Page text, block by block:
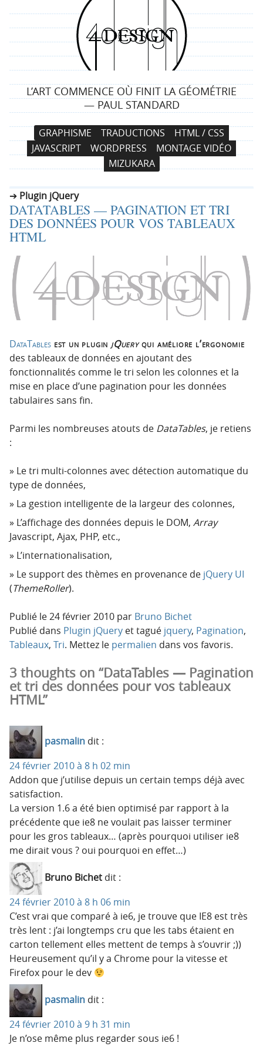
4
d
e
s
i
g
L’ART COMMENCE OÙ FINIT LA GÉOMÉTRIE
— PAUL STANDARD
a
t
i
o
p
i
p
a
l
e
a
u
c
o
n
GRAPHISME TRADUCTIONS
HTML / CSS
JAVASCRIPT
WORDPRESS
MONTAGE VIDÉO
MIZUKARA
Plugin jQuery
DATATABLES — PAGINATION ET TRI
DES DONNÉES POUR VOS TABLEAUX
HTML
DataTables est un plugin jQueryqui améliore l’ergonomie
des tableaux de données en ajoutant des
fonctionnalités comme le tri selon les colonnes et la
mise en place d’une pagination pour les données
tabulaires sans fin.
Parmi les nombreuses atouts de DataTables, je retiens
:
Le tri multi-colonnes avec détection automatique du
type de données,
La gestion intelligente de la largeur des colonnes,
L’affichage des données depuis le DOM, Array
Javascript, Ajax, PHP, etc.,
L’internationalisation,
Le support des thèmes en provenance de jQuery UI
(ThemeRoller).
Publié le24 février 2010 par Bruno Bichet
Publié dans Plugin jQuery et tagué jquery, Pagination,
Tableaux, Tri. Mettez le permalien dans vos favoris.
3 thoughts on “DataTables — Pagination
et tri des données pour vos tableaux
HTML”
pasmalin dit :
24 février 2010 à 8 h 02 min
Addon que j’utilise depuis un certain temps déjà avec
satisfaction.
La version 1.6 a été bien optimisé par rapport à la
précédente que ie8 ne voulait pas laisser terminer
pour les gros tableaux… (après pourquoi utiliser ie8
me dirait vous ? oui pourquoi en effet…)
Bruno Bichet dit :
24 février 2010 à 8 h 06 min
C’est vrai que comparé à ie6, je trouve que IE8 est très
très lent : j’ai longtemps cru que les tabs étaient en
carton tellement elles mettent de temps à s’ouvrir ;))
Heureusement qu’il y a Chrome pour la vitesse et
Firefox pour le dev
pasmalin dit :
24 février 2010 à 9 h 31 min
Je n’ose même plus regarder sous ie6 !